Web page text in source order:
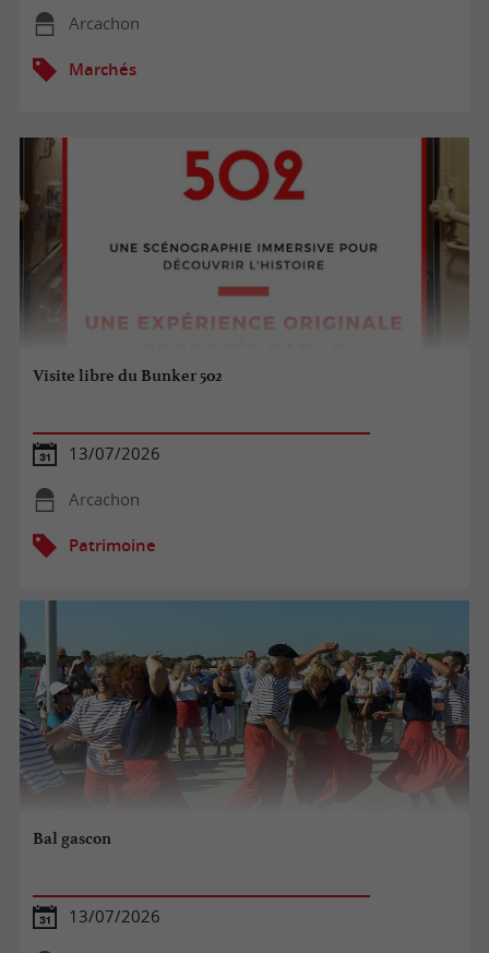
Arcachon
Marchés
Visite libre du Bunker 502
13/07/2026
Arcachon
Patrimoine
Bal gascon
13/07/2026